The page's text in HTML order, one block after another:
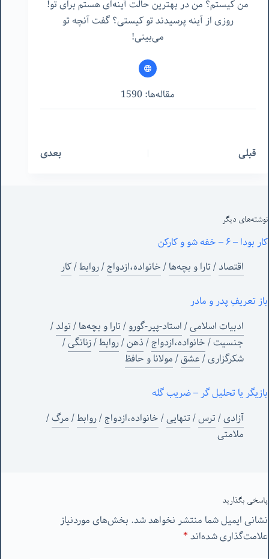
من کیستم؟ من در بهترین حالت آینه‌ای هستم برای تو!
روزی از آینه پرسیدند تو کیستی؟ گفت آنچه تو
می‌بینی!
مقاله‌ها: 1590
قبلی بعدی
نوشته‌های‌ دیگر
کار بودا – ۶ – خفه شو و کارکن
اقتصاد/تارا و بچه‌ها/خانواده،ازدواج/روابط/کار
باز تعریفِ پدر و مادر
ادبیات اسلامی/استاد-پیر-گورو/تارا و بچه‌ها/تولد/
جنسیت/خانواده،ازدواج/ذهن/روابط/زنانگی/
شکرگزاری/عشق/مولانا و حافظ
بازیگر یا تحلیل گر – ضریب گله
آزادی/ترس/تنهایی/خانواده،ازدواج/روابط/مرگ/
ملامتی
پاسخی بگذارید
نشانی ایمیل شما منتشر نخواهد شد. بخش‌های موردنیاز
علامت‌گذاری شده‌اند*